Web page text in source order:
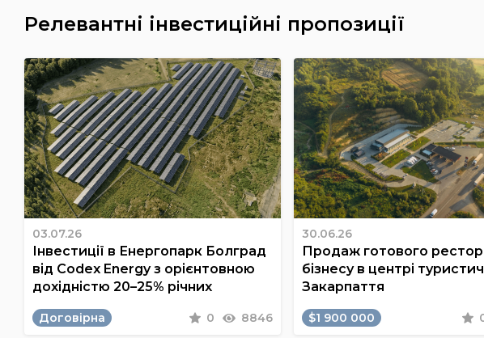
Релевантні інвестиційні пропозиції
03.07.26
Інвестиції в Енергопарк Болград
від Codex Energy з орієнтовною
дохідністю 20–25% річних
Договірна 0 8846
30.06.26
Продаж готового
бізнесу в центрі
Закарпаття
$1 900 000